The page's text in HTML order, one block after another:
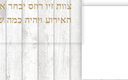
צוות זיו רוזס
האירוע ויהיה